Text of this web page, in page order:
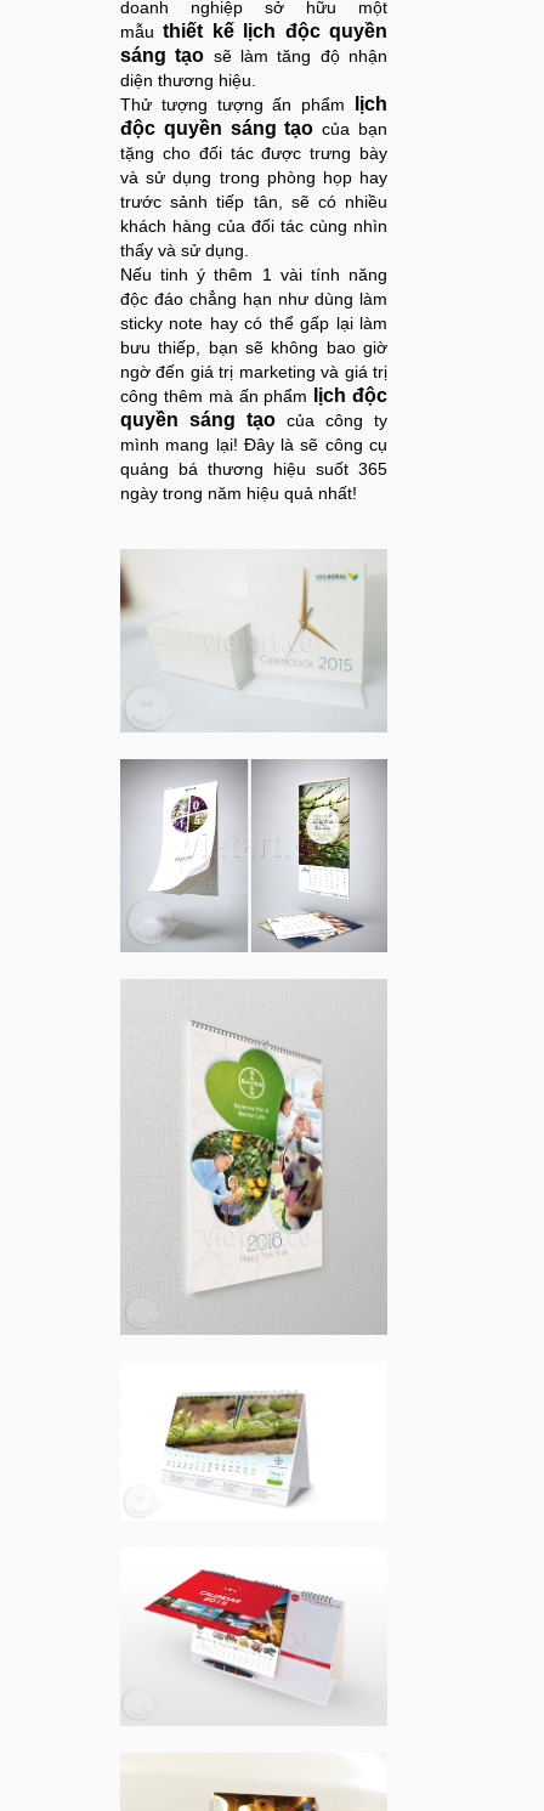
doanh nghiệp sở hữu một
mẫuthiết kế lịch độc quyền
sáng tạo sẽ làm tăng độ nhận
diện thương hiệu.
Thử tượng tượng ấn phẩm
lịch
độc quyền sáng tạo của bạn
tặng cho đối tác được trưng bày
và sử dụng trong phòng họp hay
trước sảnh tiếp tân, sẽ có nhiều
khách hàng của đối tác cùng nhìn
thấy và sử dụng.
Nếu tinh ý thêm 1 vài tính năng
độc đáo chẳng hạn như dùng làm
sticky note hay có thể gấp lại làm
bưu thiếp, bạn sẽ không bao giờ
ngờ đến giá trị marketing và giá trị
công thêm mà ấn phẩm
lịch độc
quyền sáng tạo của công ty
mình mang lại! Đây là sẽ công cụ
quảng bá thương hiệu suốt 365
ngày trong năm hiệu quả nhất!